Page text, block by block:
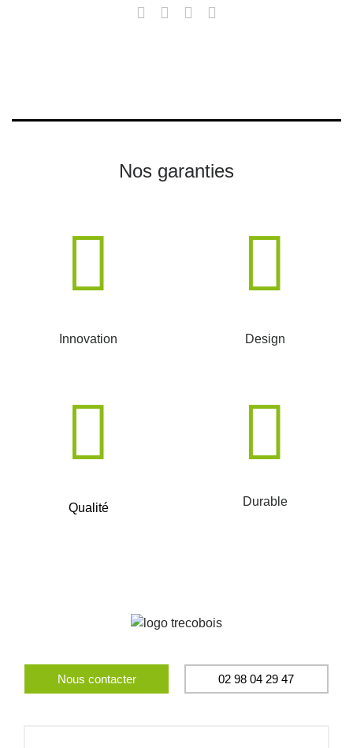
Nos garanties
Innovation Design
Qualité Durable
Nous contacter 02 98 04 29 47